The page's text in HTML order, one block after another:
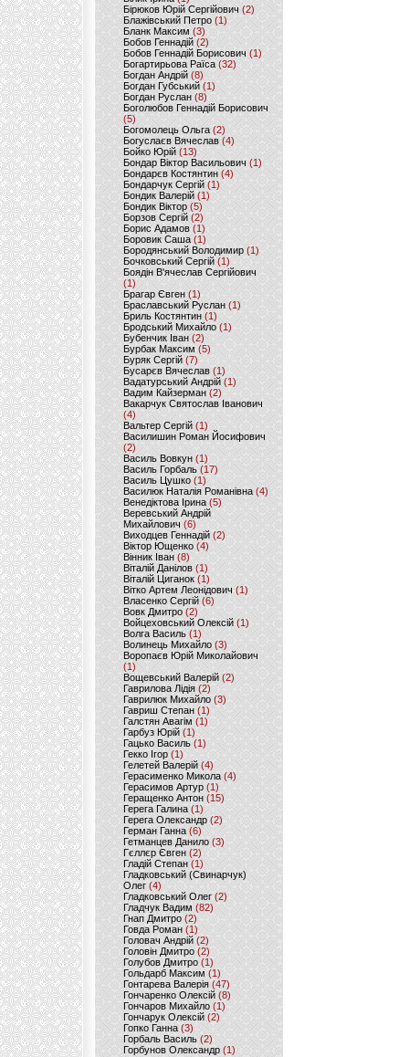
Бірюков Юрій Сергійович (2)
Блажівський Петро (1)
Бланк Максим(3)
Бобов Геннадій (2)
Бобов Геннадій Борисович (1)
Богартирьова Раїса (32)
Богдан Андрій(8)
Богдан Губський (1)
Богдан Руслан(8)
Боголюбов Геннадій Борисович
(5)
Богомолець Ольга (2)
Богуслаєв Вячеслав (4)
Бойко Юрій (13)
Бондар Віктор Васильович (1)
Бондарєв Костянтин (4)
Бондарчук Сергій(1)
Бондик Валерій (1)
Бондик Віктор(5)
Борзов Сергiй (2)
Борис Адамов(1)
Боровик Саша (1)
Бородянський Володимир (1)
Бочковський Сергій (1)
Боядін В'ячеслав Сергійович
(1)
Брагар Євген (1)
Браславський Руслан (1)
Бриль Костянтин (1)
Бродський Михайло (1)
Бубенчик Іван(2)
Бурбак Максим (5)
Буряк Сергій (7)
Бусарєв Вячеслав (1)
Вадатурський Андрій (1)
Вадим Кайзерман (2)
Вакарчук Святослав Іванович
(4)
Вальтер Сергій (1)
Василишин Роман Йосифович
(2)
Василь Вовкун (1)
Василь Горбаль (17)
Василь Цушко (1)
Василюк Наталія Романівна (4)
Венедіктова Ірина(5)
Веревський Андрій
Михайлович (6)
Виходцев Геннадій (2)
Віктор Ющенко (4)
Вінник Іван (8)
Віталій Данілов (1)
Віталій Циганок (1)
Вітко Артем Леонідович(1)
Власенко Сергій (6)
Вовк Дмитро(2)
Войцеховський Олексій(1)
Волга Василь (1)
Волинець Михайло (3)
Воропаєв Юрій Миколайович
(1)
Вощевський Валерій(2)
Гаврилова Лідія (2)
Гаврилюк Михайло (3)
Гавриш Степан (1)
Галстян Авагім (1)
Гарбуз Юрій (1)
Гацько Василь (1)
Гекко Ігор(1)
Гелетей Валерій (4)
Герасименко Микола (4)
Герасимов Артур (1)
Геращенко Антон(15)
Герега Галина (1)
Герега Олександр (2)
Герман Ганна (6)
Гетманцев Данило (3)
Гєллєр Євген (2)
Гладій Степан(1)
Гладковський (Свинарчук)
Олег (4)
Гладковський Олег (2)
Гладчук Вадим (82)
Гнап Дмитро (2)
Говда Роман(1)
Головач Андрій (2)
Головін Дмитро (2)
Голубов Дмитро (1)
Гольдарб Максим(1)
Гонтарева Валерія (47)
Гончаренко Олексій(8)
Гончаров Михайло (1)
Гончарук Олексій (2)
Гопко Ганна (3)
Горбаль Василь (2)
Горбунов Олександр (1)